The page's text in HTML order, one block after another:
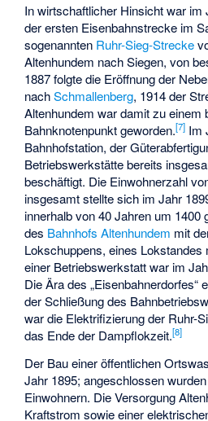
In wirtschaftlicher Hinsicht war im
der ersten Eisenbahnstrecke im
sogenannten Ruhr-Sieg-Strecke
Altenhundem nach Siegen, von
1887 folgte die Eröffnung der
nachSchmallenberg, 1914 der
Altenhundem war damit zu einem
Bahnknotenpunkt geworden.[7] Im
Bahnhofstation, der
Betriebswerkstätte bereits
beschäftigt. Die Einwohnerzahl
insgesamt stellte sich im Jahr
innerhalb von 40 Jahren um 1400
des Bahnhofs Altenhundem mit
Lokschuppens, eines Lokstandes
einer Betriebswerkstatt war im
Die Ära des „Eisenbahnerdorfes“
der Schließung des
war die Elektrifizierung der Ruhr-
das Ende der Dampflokzeit.[8]
Der Bau einer öffentlichen
Jahr 1895; angeschlossen
Einwohnern. Die Versorgung
Kraftstrom sowie einer